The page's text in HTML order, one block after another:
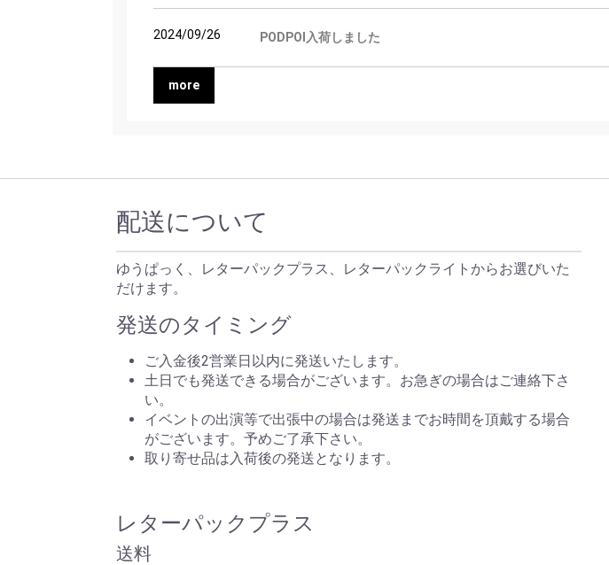
2024/09/26 PODPOI入荷しました
more
配送について
ゆうぱっく、レターパックプラス、レターパックライトからお選びいた
だけます。
発送のタイミング
ご入金後2営業日以内に発送いたします。
土日でも発送できる場合がございます。お急ぎの場合はご連絡下さ
い。
イベントの出演等で出張中の場合は発送までお時間を頂戴する場合
がございます。予めご了承下さい。
取り寄せ品は入荷後の発送となります。
レターパックプラス
送料